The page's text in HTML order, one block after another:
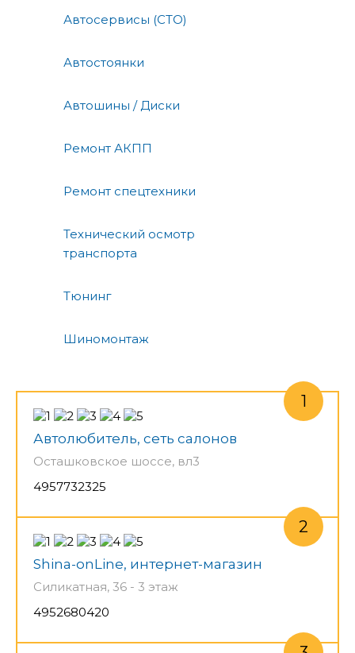
Автосервисы (СТО)
Автостоянки
Автошины / Диски
Ремонт АКПП
Ремонт спецтехники
Технический осмотр
транспорта
Тюнинг
Шиномонтаж
Автолюбитель, сеть салонов
Осташковское шоссе, вл3
4957732325
Shina-onLine, интернет-магазин
Силикатная, 36 - 3 этаж
4952680420